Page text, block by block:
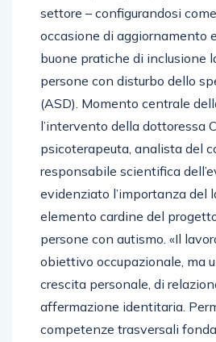
settore – configurandosi
occasione di aggiornamento
buone pratiche di inclusione
persone con disturbo dello
(ASD). Momento centrale
l’intervento della dottoressa
psicoterapeuta, analista del
responsabile scientifica
evidenziato l’importanza del
elemento cardine del
persone con autismo. «Il
obiettivo occupazionale, ma
crescita personale, di
affermazione identitaria.
competenze trasversali